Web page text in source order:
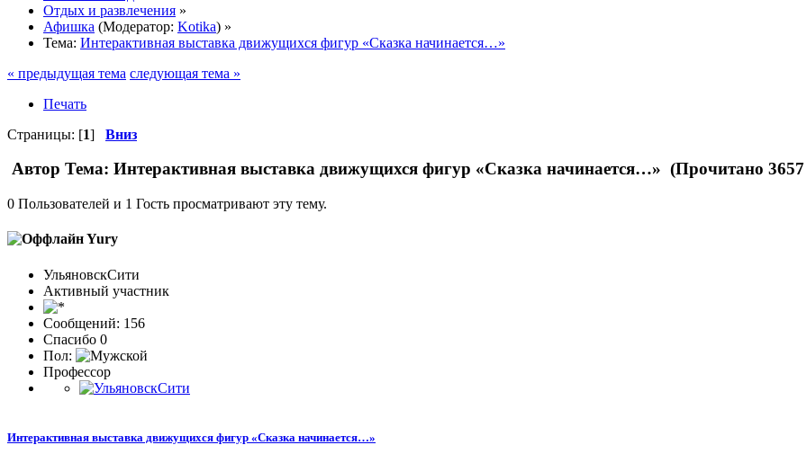
Отдых и развлечения »
Афишка (Модератор: Kotika) »
Тема: Интерактивная выставка движущихся фигур «Сказка начинается…»
« предыдущая тема следующая тема »
Печать
Страницы: [1] Вниз
Автор Тема: Интерактивная выставка движущихся фигур «Сказка начинается…» (Прочитано 3657
0 Пользователей и 1 Гость просматривают эту тему.
Yury
УльяновскСити
Активный участник
Сообщений: 156
Спасибо 0
Пол:
Профессор
Интерактивная выставка движущихся фигур «Сказка начинается…»